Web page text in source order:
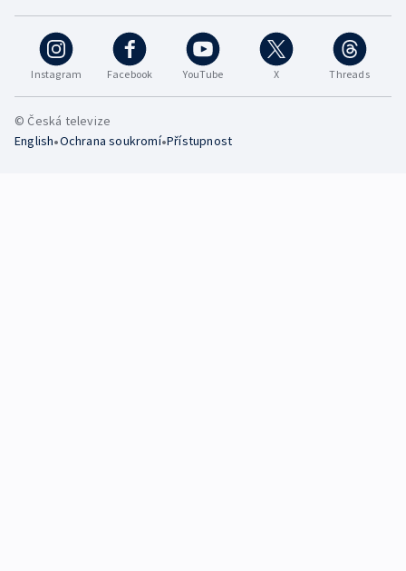
Instagram Facebook YouTube X Threads
© Česká televize
English•Ochrana soukromí•Přístupnost